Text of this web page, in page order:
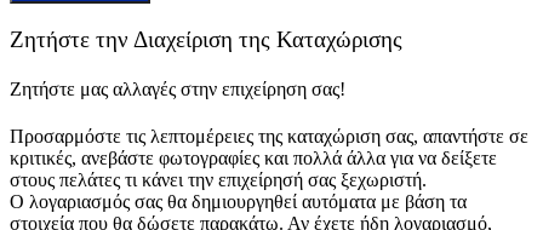
Ζητήστε την Διαχείριση της Καταχώρισης
Ζητήστε μας αλλαγές στην επιχείρηση σας!
Προσαρμόστε τις λεπτομέρειες της καταχώριση σας, απαντήστε σε
κριτικές, ανεβάστε φωτογραφίες και πολλά άλλα για να δείξετε
στους πελάτες τι κάνει την επιχείρησή σας ξεχωριστή.
Ο λογαριασμός σας θα δημιουργηθεί αυτόματα με βάση τα
στοιχεία που θα δώσετε παρακάτω. Αν έχετε ήδη λογαριασμό,